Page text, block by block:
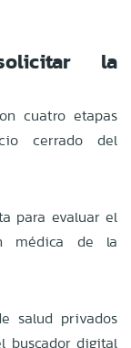
la
cuatro etapas
cerrado del
para evaluar el
médica de la
salud privados
buscador digital